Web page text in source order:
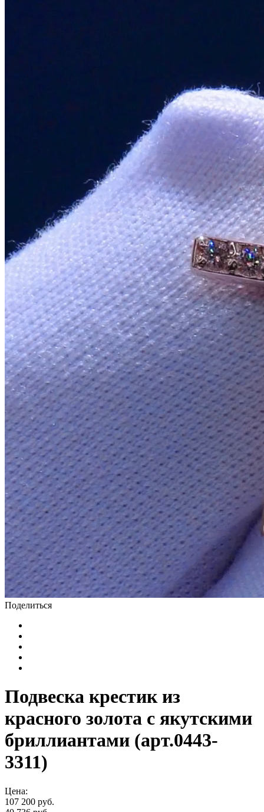
Поделиться
Подвеска крестик из
красного золота с якутскими
бриллиантами (арт.0443-
3311)
Цена:
107 200 руб.